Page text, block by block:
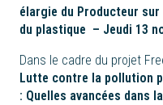
élargie du Producteur
du plastique – Jeudi 13
Dans le cadre du projet
Lutte contre la pollution
: Quelles avancées dans